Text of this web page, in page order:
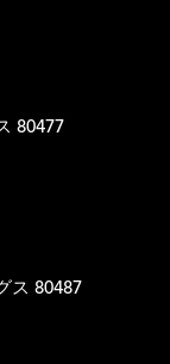
80477
ス 80487